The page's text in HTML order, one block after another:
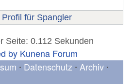
Profil für Spangler
Seite: 0.112 Sekunden
by Kunena Forum
• Datenschutz • Archiv •